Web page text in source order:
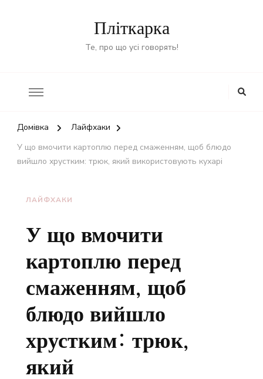
Пліткарка
Те, про що усі говорять!
Домівка
Лайфхаки
У що вмочити картоплю перед смаженням, щоб блюдо
вийшло хрустким: трюк, який використовують кухарі
ЛАЙФХАКИ
У що вмочити
картоплю перед
смаженням, щоб
блюдо вийшло
хрустким: трюк,
який